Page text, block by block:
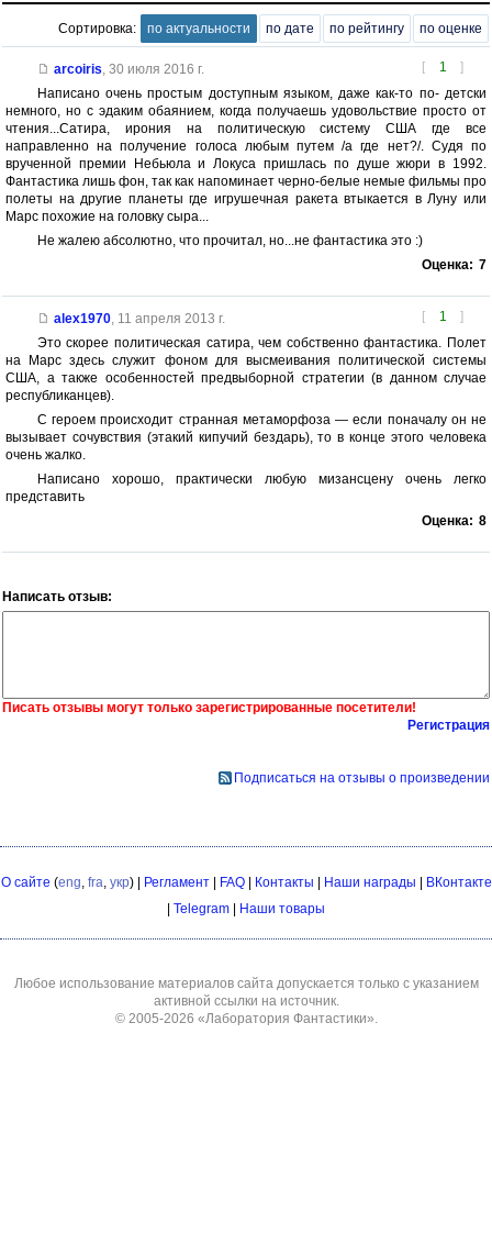
Сортировка: по актуальности по дате по рейтингу по оценке
[ 1 ]
arcoiris 30 июля 2016 г.
Написано очень простым доступным языком, даже как-то по- детски
немного, но с эдаким обаянием, когда получаешь удовольствие просто от
чтения...Сатира, ирония на политическую систему США где все
направленно на получение голоса любым путем /а где нет?/. Судя по
врученной премии Небьюла и Локуса пришлась по душе жюри в 1992.
Фантастика лишь фон, так как напоминает черно-белые немые фильмы про
полеты на другие планеты где игрушечная ракета втыкается в Луну или
Марс похожие на головку сыра...
Не жалею абсолютно, что прочитал, но...не фантастика это :)
Оценка: 7
[ 1 ]
alex1970, 11 апреля 2013 г.
Это скорее политическая сатира, чем собственно фантастика. Полет
на Марс здесь служит фоном для высмеивания политической системы
США, а также особенностей предвыборной стратегии (в данном случае
республиканцев).
С героем происходит странная метаморфоза — если поначалу он не
вызывает сочувствия (этакий кипучий бездарь), то в конце этого человека
очень жалко.
Написано хорошо, практически любую мизансцену очень легко
представить
Оценка: 8
Написать отзыв:
Писать отзывы могут только зарегистрированные посетители!
Регистрация
Подписаться на отзывы о произведении
О сайте (eng fra укр) | Регламент| FAQ| Контакты | Наши награды | ВКонтакте
| Telegram | Наши товары
Любое использование материалов сайта допускается только с указанием
активной ссылки на источник.
© 2005-2026 «Лаборатория Фантастики»